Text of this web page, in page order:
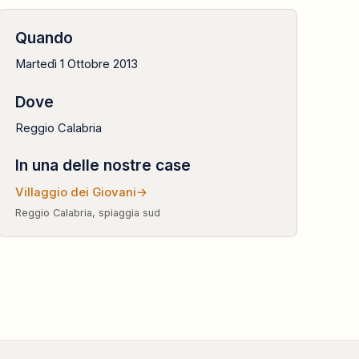
Quando
Martedì 1 Ottobre 2013
Dove
Reggio Calabria
In una delle nostre case
Villaggio dei Giovani→
Reggio Calabria, spiaggia sud